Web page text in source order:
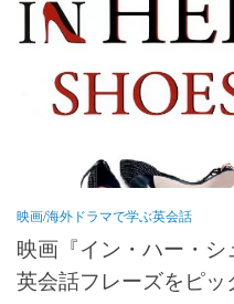
映画/海外ドラマで学ぶ英会話
映画『イン・ハー・シ
英会話フレーズをピッ